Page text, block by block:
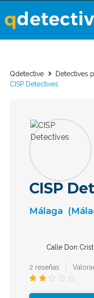
Qdetective Detectives
CISP Detectives
CISP
Málaga
Calle Don
2 reseñas
    